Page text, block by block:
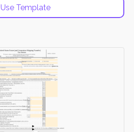
Use Template